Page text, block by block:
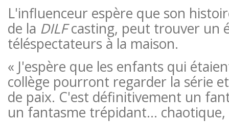
L'influenceur espère que son
de la DILFcasting, peut trouver un
téléspectateurs à la maison.
« J'espère que les enfants qui
collège pourront regarder la série
de paix. C'est définitivement un
un fantasme trépidant… chaotique,